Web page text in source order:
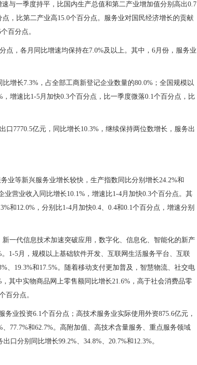
与一季度持平，比国内生产总值和第二产业增加值分别高出0.7
，比第二产业高15.0个百分点。服务业对国民经济增长的贡献
百分点。
点，各月同比增速均保持在7.0%及以上。其中，6月份，服务业
增长7.3%，占全部工商新登记企业数量的80.0%；全国规模以
增速比1-5月加快0.3个百分点，比一季度微落0.1个百分点，比
口7770.5亿元，同比增长10.3%，继续保持两位数增长，服务出
业等新兴服务业增长较快，生产指数同比分别增长24.2%和
营业收入同比增长10.1%，增速比1-4月加快0.3个百分点。其
和12.0%，分别比1-4月加快0.4、0.4和0.1个百分点，增速分别
一代信息技术加速突破应用，数字化、信息化、智能化的新产
1-5月，规模以上基础软件开发、互联网生活服务平台、互联
、19.3%和17.5%。随着移动支付更加普及，智慧物流、社交电
其中实物商品网上零售额同比增长21.6%，高于社会消费品零
百分点。
业投资6.1个百分点；高技术服务业实际使用外资875.6亿元，
77.7%和62.7%。高附加值、高技术含量服务、重点服务领域
口分别同比增长99.2%、34.8%、20.7%和12.3%。